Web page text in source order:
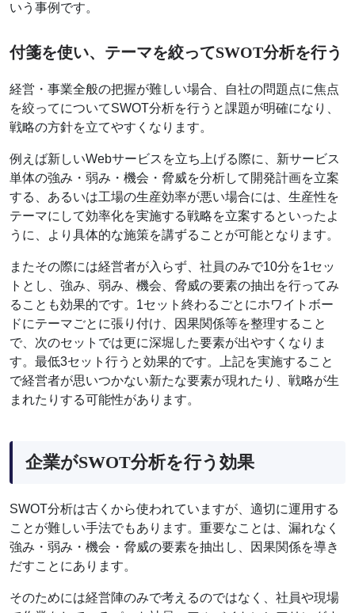
いう事例です。
付箋を使い、テーマを絞ってSWOT分析を行う
経営・事業全般の把握が難しい場合、自社の問題点に焦点
を絞ってについてSWOT分析を行うと課題が明確になり、
戦略の方針を立てやすくなります。
例えば新しいWebサービスを立ち上げる際に、新サービス
単体の強み・弱み・機会・脅威を分析して開発計画を立案
する、あるいは工場の生産効率が悪い場合には、生産性を
テーマにして効率化を実施する戦略を立案するといったよ
うに、より具体的な施策を講ずることが可能となります。
またその際には経営者が入らず、社員のみで10分を1セッ
トとし、強み、弱み、機会、脅威の要素の抽出を行ってみ
ることも効果的です。1セット終わるごとにホワイトボー
ドにテーマごとに張り付け、因果関係等を整理すること
で、次のセットでは更に深堀した要素が出やすくなりま
す。最低3セット行うと効果的です。上記を実施すること
で経営者が思いつかない新たな要素が現れたり、戦略が生
まれたりする可能性があります。
企業がSWOT分析を行う効果
SWOT分析は古くから使われていますが、適切に運用する
ことが難しい手法でもあります。重要なことは、漏れなく
強み・弱み・機会・脅威の要素を抽出し、因果関係を導き
だすことにあります。
そのためには経営陣のみで考えるのではなく、社員や現場